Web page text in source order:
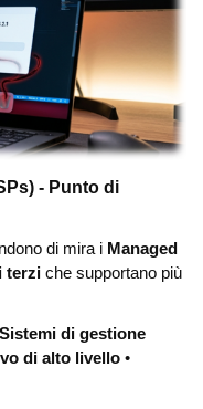
- Punto di
di mira i Managed
terzi che supportano più
Sistemi di gestione
di alto livello •